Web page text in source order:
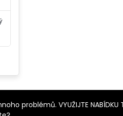
problémů. VYUŽIJTE